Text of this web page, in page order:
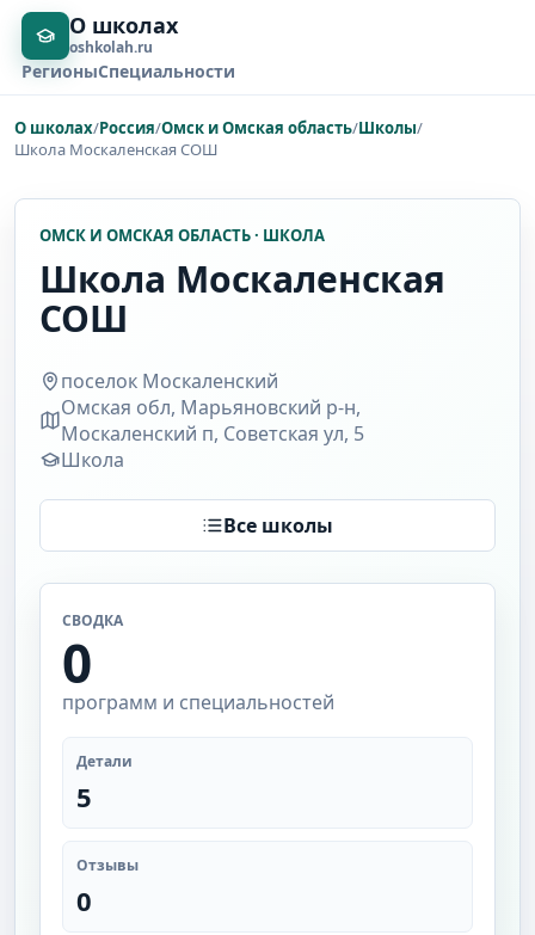
О школах
oshkolah.ru
РегионыСпециальности
О школах/Россия/Омск и Омская область/Школы/
Школа Москаленская СОШ
ОМСК И ОМСКАЯ ОБЛАСТЬ · ШКОЛА
Школа Москаленская
СОШ
поселок Москаленский
Омская обл, Марьяновский р-н,
Москаленский п, Советская ул, 5
Школа
Все школы
СВОДКА
0
программ и специальностей
Детали
5
Отзывы
0